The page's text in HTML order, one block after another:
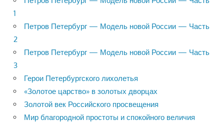
1
Петров Петербург — Модель новой России — Часть
2
Петров Петербург — Модель новой России — Часть
3
Герои Петербургского лихолетья
«Золотое царство» в золотых дворцах
Золотой век Российского просвещения
Мир благородной простоты и спокойного величия